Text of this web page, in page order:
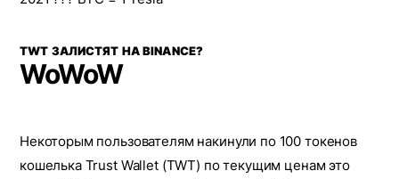
TWT ЗАЛИСТЯТ НА BINANCE?
WoWoW
Некоторым пользователям накинули по 100 токенов
кошелька Trust Wallet (TWT) по текущим ценам это